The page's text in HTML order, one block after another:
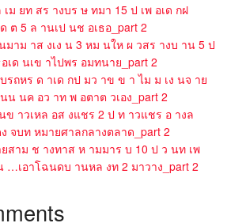
เม ยท สร างบร ษ ทมา 15 ป เพ อเด กฝ
ต 5 ล านเป นช อเธอ_part 2
มาม าส งเง น 3 หม นให ผ วสร างบ าน 5 ป
เด นเข าไปพร อมทนาย_part 2
รถหร ด าเด กป มว าข ข า ไม ม เง นจ าย
น นค อว าท พ อตาต วเอง_part 2
ข าวเหล อส งแชร 2 ป ท าวแชร อ างล
จบท หมายศาลกลางตลาด_part 2
ยสาม ช างทาส ห ามมาร บ 10 ป ว นท เพ
…เอาโฉนดบ านหล งท 2 มาวาง_part 2